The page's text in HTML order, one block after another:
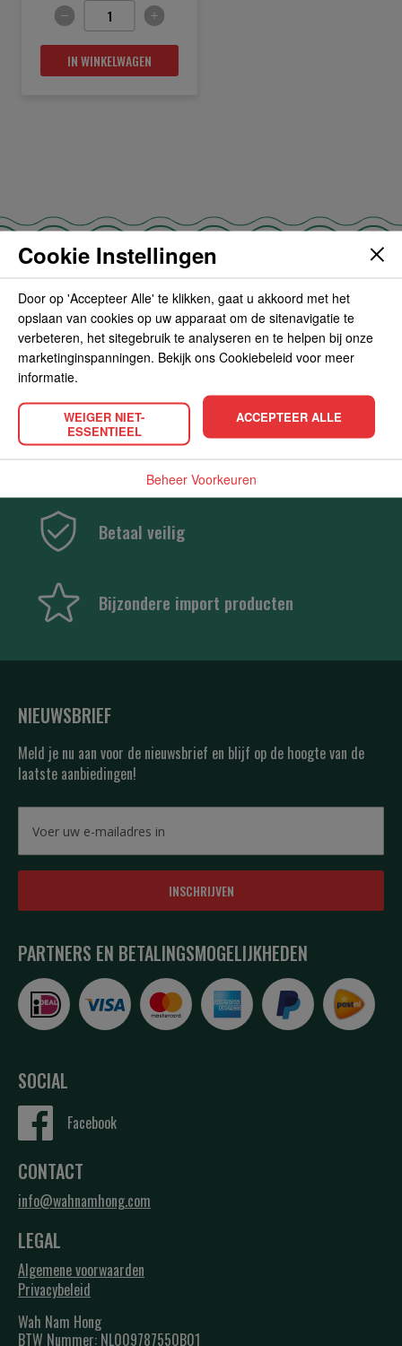
IN WINKELWAGEN
Gratis verzending vanaf 35 euro
Snelle bezorging
Tot de deur thuisbezorgd
Betaal veilig
Bijzondere import producten
NIEUWSBRIEF
Meld je nu aan voor de nieuwsbrief en blijf op de hoogte van de
laatste aanbiedingen!
INSCHRIJVEN
PARTNERS EN BETALINGSMOGELIJKHEDEN
SOCIAL
Facebook
CONTACT
info@wahnamhong.com
LEGAL
Algemene voorwaarden
Privacybeleid
Wah Nam Hong
BTW Nummer: NL009787550B01
Cookie Instellingen
Door op 'Accepteer Alle' te klikken, gaat u akkoord met het
opslaan van cookies op uw apparaat om de sitenavigatie te
verbeteren, het sitegebruik te analyseren en te helpen bij onze
marketinginspanningen. Bekijk ons Cookiebeleid voor meer
informatie.
WEIGER NIET-
ESSENTIEEL
ACCEPTEER ALLE
Beheer Voorkeuren